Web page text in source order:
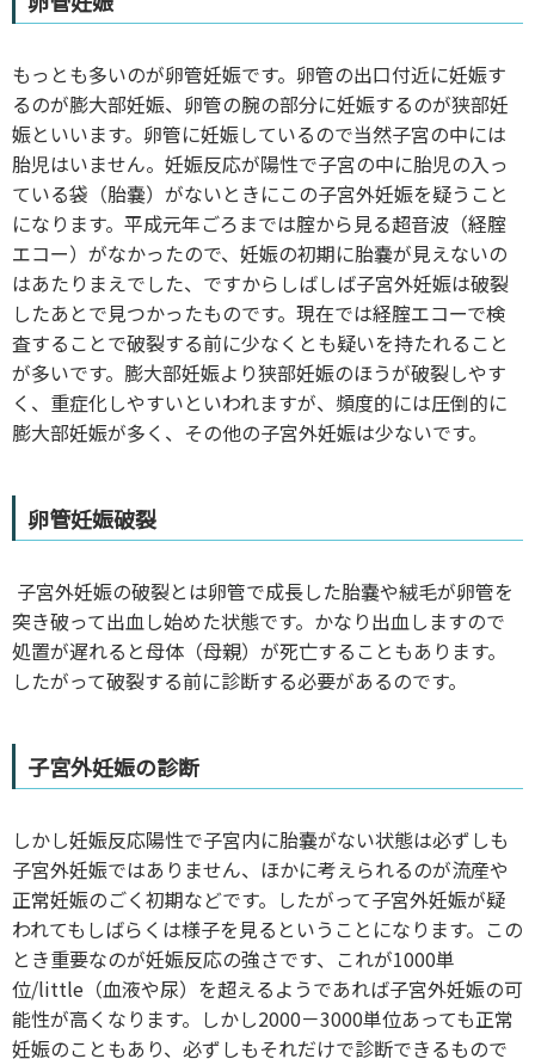
もっとも多いのが卵管妊娠です。卵管の出口付近に妊娠す
るのが膨大部妊娠、卵管の腕の部分に妊娠するのが狭部妊
娠といいます。卵管に妊娠しているので当然子宮の中には
胎児はいません。妊娠反応が陽性で子宮の中に胎児の入っ
ている袋（胎嚢）がないときにこの子宮外妊娠を疑うこと
になります。平成元年ごろまでは腟から見る超音波（経腟
エコー）がなかったので、妊娠の初期に胎嚢が見えないの
はあたりまえでした、ですからしばしば子宮外妊娠は破裂
したあとで見つかったものです。現在では経腟エコーで検
査することで破裂する前に少なくとも疑いを持たれること
が多いです。膨大部妊娠より狭部妊娠のほうが破裂しやす
く、重症化しやすいといわれますが、頻度的には圧倒的に
膨大部妊娠が多く、その他の子宮外妊娠は少ないです。
卵管妊娠破裂
子宮外妊娠の破裂とは卵管で成長した胎嚢や絨毛が卵管を
突き破って出血し始めた状態です。かなり出血しますので
処置が遅れると母体（母親）が死亡することもあります。
したがって破裂する前に診断する必要があるのです。
子宮外妊娠の診断
しかし妊娠反応陽性で子宮内に胎嚢がない状態は必ずしも
子宮外妊娠ではありません、ほかに考えられるのが流産や
正常妊娠のごく初期などです。したがって子宮外妊娠が疑
われてもしばらくは様子を見るということになります。この
とき重要なのが妊娠反応の強さです、これが1000単
位/little（血液や尿）を超えるようであれば子宮外妊娠の可
能性が高くなります。しかし2000－3000単位あっても正常
妊娠のこともあり、必ずしもそれだけで診断できるもので